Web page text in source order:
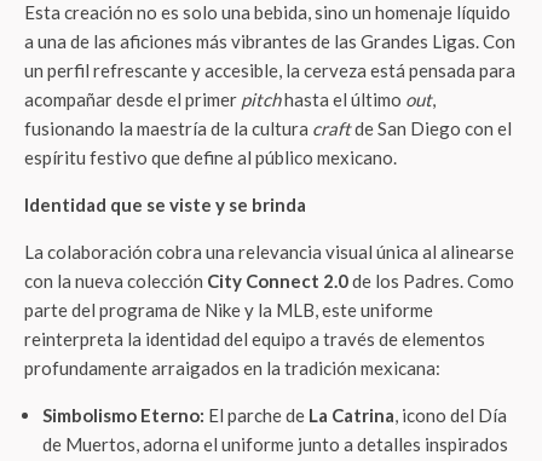
Esta creación no es solo una bebida, sino un homenaje líquido
a una de las aficiones más vibrantes de las Grandes Ligas. Con
un perfil refrescante y accesible, la cerveza está pensada para
acompañar desde el primer pitchhasta el último out,
fusionando la maestría de la cultura craftde San Diego con el
espíritu festivo que define al público mexicano.
Identidad que se viste y se brinda
La colaboración cobra una relevancia visual única al alinearse
con la nueva colección City Connect 2.0de los Padres. Como
parte del programa de Nike y la MLB, este uniforme
reinterpreta la identidad del equipo a través de elementos
profundamente arraigados en la tradición mexicana:
Simbolismo Eterno: El parche de La Catrina, icono del Día
de Muertos, adorna el uniforme junto a detalles inspirados